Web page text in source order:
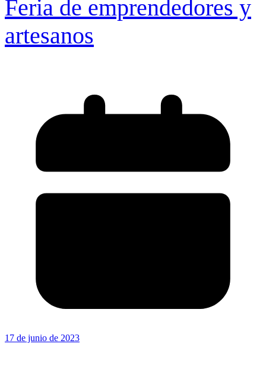
Feria de emprendedores y
artesanos
17 de junio de 2023